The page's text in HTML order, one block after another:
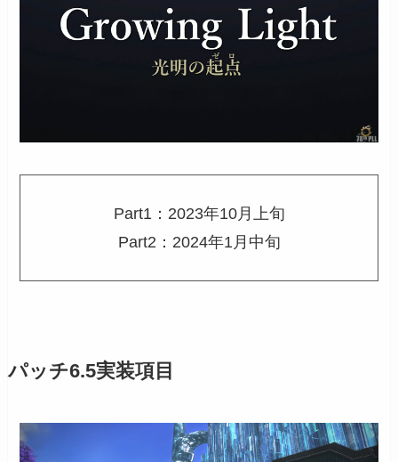
Part1：2023年10月上旬
Part2：2024年1月中旬
パッチ6.5実装項目